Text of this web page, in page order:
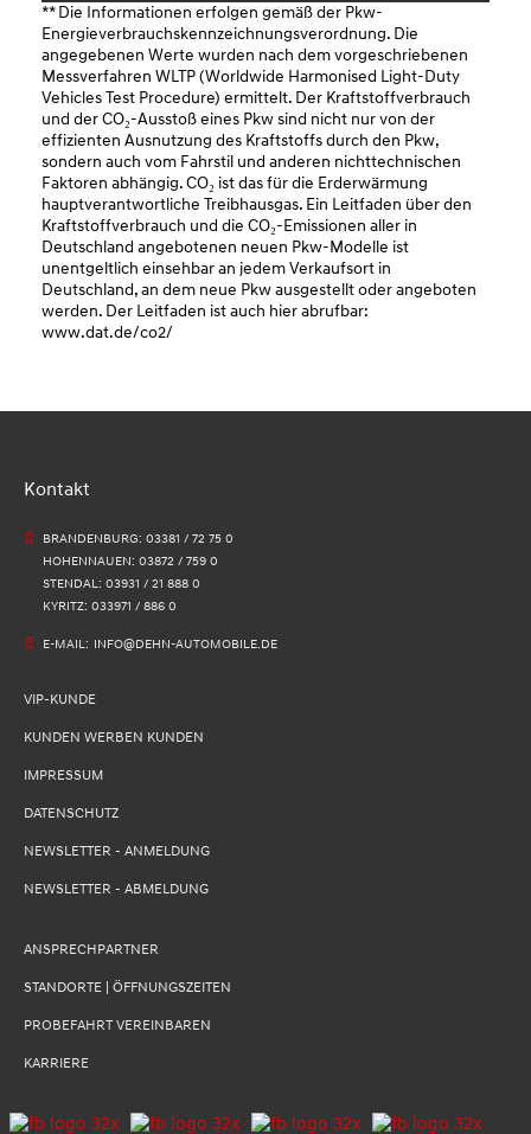
** Die Informationen erfolgen gemäß der Pkw-
Energieverbrauchskennzeichnungsverordnung. Die
angegebenen Werte wurden nach dem vorgeschriebenen
Messverfahren WLTP (Worldwide Harmonised Light-Duty
Vehicles Test Procedure) ermittelt. Der Kraftstoffverbrauch
und der CO₂-Ausstoß eines Pkw sind nicht nur von der
effizienten Ausnutzung des Kraftstoffs durch den Pkw,
sondern auch vom Fahrstil und anderen nichttechnischen
Faktoren abhängig. CO₂ ist das für die Erderwärmung
hauptverantwortliche Treibhausgas. Ein Leitfaden über den
Kraftstoffverbrauch und die CO₂-Emissionen aller in
Deutschland angebotenen neuen Pkw-Modelle ist
unentgeltlich einsehbar an jedem Verkaufsort in
Deutschland, an dem neue Pkw ausgestellt oder angeboten
werden. Der Leitfaden ist auch hier abrufbar:
www.dat.de/co2/
Kontakt
BRANDENBURG: 03381 / 72 75 0
HOHENNAUEN: 03872 / 759 0
STENDAL: 03931 / 21 888 0
KYRITZ: 033971 / 886 0
E-MAIL: INFO@DEHN-AUTOMOBILE.DE
VIP-KUNDE
KUNDEN WERBEN KUNDEN
IMPRESSUM
DATENSCHUTZ
NEWSLETTER - ANMELDUNG
NEWSLETTER - ABMELDUNG
ANSPRECHPARTNER
STANDORTE | ÖFFNUNGSZEITEN
PROBEFAHRT VEREINBAREN
KARRIERE